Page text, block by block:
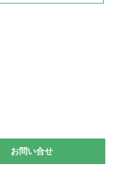
お問い合せ
お問い合せ